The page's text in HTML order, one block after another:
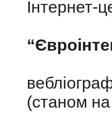
Інтернет-
“
(станом